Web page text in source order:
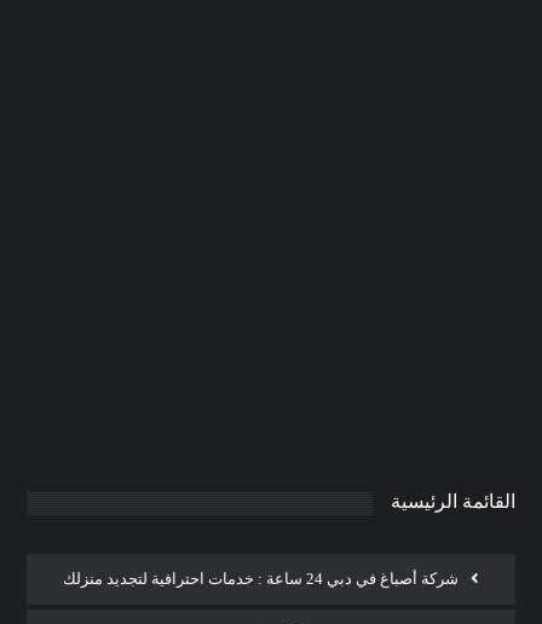
القائمة الرئيسية
شركة أصباغ في دبي 24 ساعة : خدمات احترافية لتجديد منزلك